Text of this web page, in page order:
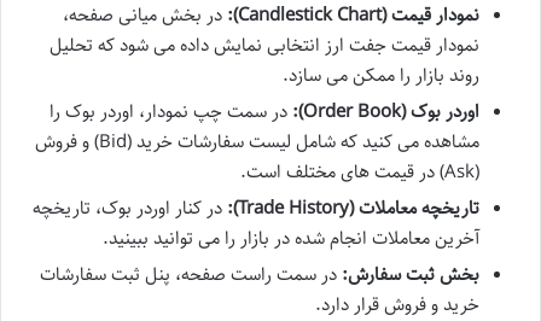
نمودار قیمت (Candlestick Chart):
در بخش میانی صفحه،
نمودار قیمت جفت ارز انتخابی نمایش داده می شود که تحلیل
روند بازار را ممکن می سازد.
اوردر بوک (Order Book):
در سمت چپ نمودار، اوردر بوک را
مشاهده می کنید که شامل لیست سفارشات خرید (Bid) و فروش
(Ask) در قیمت های مختلف است.
تاریخچه معاملات (Trade History):
در کنار اوردر بوک، تاریخچه
آخرین معاملات انجام شده در بازار را می توانید ببینید.
بخش ثبت سفارش: در سمت راست صفحه، پنل ثبت سفارشات
خرید و فروش قرار دارد.